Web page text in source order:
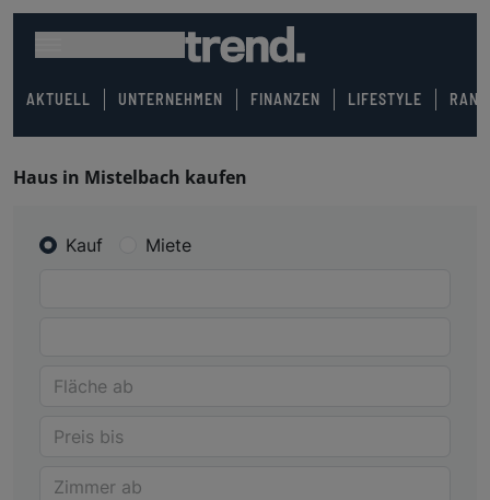
AKTUELL UNTERNEHMEN FINANZEN LIFESTYLE
Haus in Mistelbach kaufen
Kauf Miete